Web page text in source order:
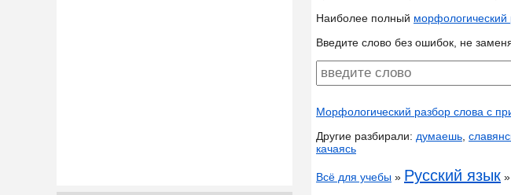
Наиболее полный морфологический
Введите слово без ошибок, не
Морфологический разбор слова с
Другие разбирали: думаешь
качаясь
Всё для учебы » Русский язык